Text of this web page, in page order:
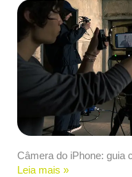
Câmera do iPhone: guia
Leia mais »